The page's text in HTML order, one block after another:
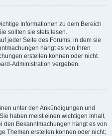
Informationen zu dem Bereich
sollten sie stets lesen.
jeder Seite des Forums, in dem sie
hängt es von Ihren
erstellen können oder nicht.
Administration vergeben.
unter den Ankündigungen und
haben meist einen wichtigen Inhalt,
den Bekanntmachungen hängt es von
Themen erstellen können oder nicht;